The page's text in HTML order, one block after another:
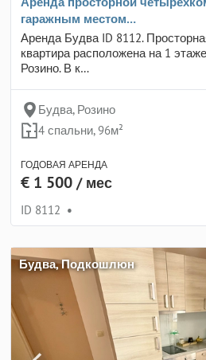
гаражным местом…
Аренда Будва ID 8112.
квартира расположена на 1
Розино. В к…
Будва, Розино
4 спальни, 96м²
ГОДОВАЯ АРЕНДА
€ 1 500 / мес
ID 8112 •
Будва, Подкошлюн